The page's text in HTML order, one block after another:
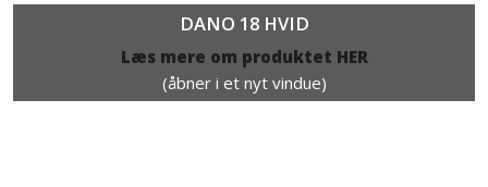
DANO 18 HVID
Læs mere om produktet HER​
(åbner i et nyt vindue)